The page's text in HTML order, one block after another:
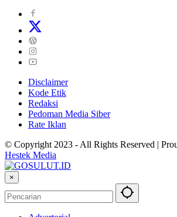
Disclaimer
Kode Etik
Redaksi
Pedoman Media Siber
Rate Iklan
© Copyright 2023 - All Rights Reserved |
Hestek Media
×